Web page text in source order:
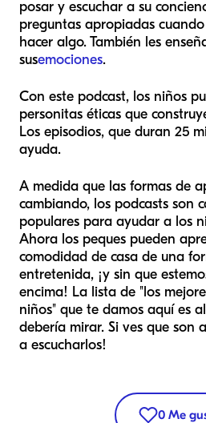
posar y escuchar a su
preguntas apropiadas
hacer algo. También les
susemociones.
Con este podcast, los niños
personitas éticas que
Los episodios, que duran 25
ayuda.
A medida que las formas de
cambiando, los podcasts son
populares para ayudar a los
Ahora los peques pueden
comodidad de casa de una
entretenida, ¡y sin que
encima! La lista de "los
niños" que te damos aquí es
debería mirar. Si ves que son
a escucharlos!
0 Me